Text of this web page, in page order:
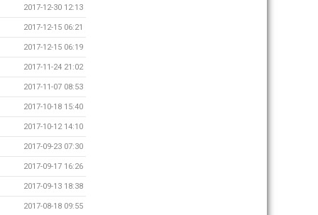
2017-12-30 12:13
2017-12-15 06:21
2017-12-15 06:19
2017-11-24 21:02
2017-11-07 08:53
2017-10-18 15:40
2017-10-12 14:10
2017-09-23 07:30
2017-09-17 16:26
2017-09-13 18:38
2017-08-18 09:55